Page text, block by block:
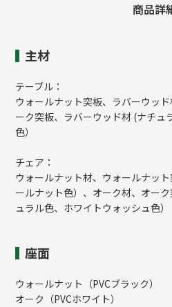
商品詳
主材
テーブル：
ウォールナット突板、ラバーウッ
ーク突板、ラバーウッド材 (ナチュ
色）
チェア：
ウォールナット材、ウォールナッ
ールナット色）、オーク材、オー
ュラル色、ホワイトウォッシュ色）
座面
ウォールナット（PVCブラック）
オーク（PVCホワイト）